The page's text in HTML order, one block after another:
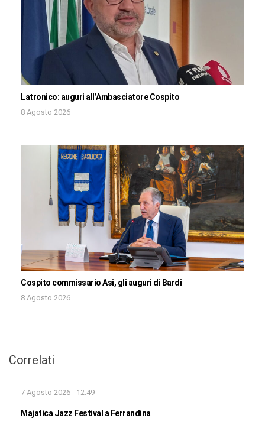
Latronico: auguri all’Ambasciatore Cospito
8 Agosto 2026
Cospito commissario Asi, gli auguri di Bardi
8 Agosto 2026
Correlati
7 Agosto 2026 - 12:49
Majatica Jazz Festival a Ferrandina